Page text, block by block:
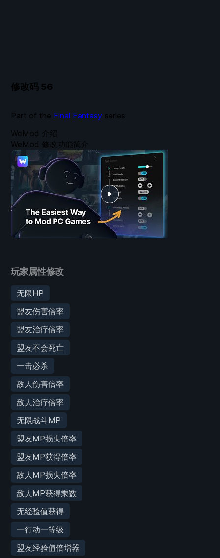
修改码 56
玩家属性修改
无限HP
盟友伤害倍率
盟友治疗倍率
盟友不会死亡
一击必杀
敌人伤害倍率
敌人治疗倍率
无限战斗MP
盟友MP损失倍率
盟友MP获得倍率
敌人MP损失倍率
敌人MP获得乘数
无经验值获得
一行动一等级
盟友经验值倍增器
WeMod 介绍
WeMod 修改功能简介
Part of the Final Fantasy series